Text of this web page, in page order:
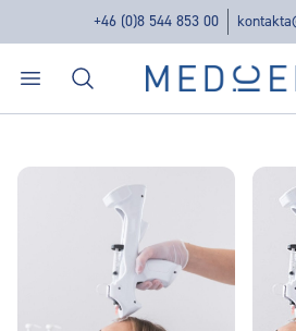
+46 (0)8 544 853 00
Öppna menyn
Sök Medicera | New